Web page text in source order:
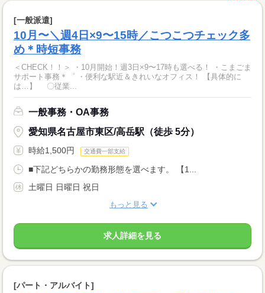
[一般派遣]
10月〜＼週4日×9〜15時／こつこつチェック多
め＊時短事務
＜CHECK！！＞ ・10月開始！週3日×9〜17時も選べる！ ・こまごま
サポート事務＊゜ ・便利な駅近＆きれいなオフィス！ 【具体的に
は…】 〇従業...
一般事務・OA事務
愛知県名古屋市東区/高岳駅（徒歩 5分）
時給1,500円 交通費一部支給
■下記どちらかの勤務形態を選べます。 【1...
土曜日 日曜日 祝日
もっと見る
求人詳細を見る
[パート・アルバイト]